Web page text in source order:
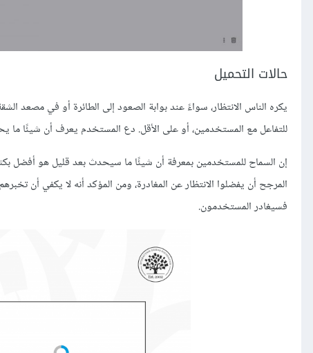
حالات التحميل
يكره الناس الانتظار، سواءً عند بوابة الصعود إلى الطائرة أو في مصعد
للتفاعل مع المستخدمين، أو على الأقل. دع المستخدم يعرف أن شيئًا ما
إن السماح للمستخدمين بمعرفة أن شيئًا ما سيحدث بعد قليل هو أفضل
المرجح أن يفضلوا الانتظار عن المغادرة، ومن المؤكد أنه لا يكفي أن
فسيغادر المستخدمون.